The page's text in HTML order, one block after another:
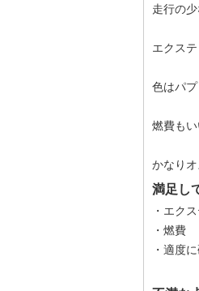
走行の
エクス
色はパプ
燃費も
かなり
満足し
・エク
・燃費
・適度